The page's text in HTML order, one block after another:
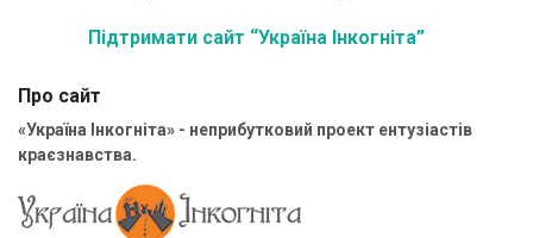
Підтримати сайт “Україна Інкогніта”
Про сайт
«Україна Інкогніта» - неприбутковий проект ентузіастів
краєзнавства.